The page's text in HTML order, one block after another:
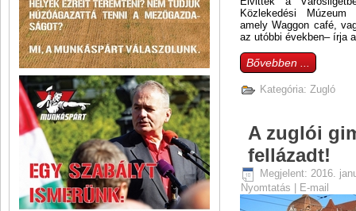
Közlekedési
amely Waggon café,
az utóbbi években– írja
Bővebben ...
Kategória: Zugló
A zuglói
fellázadt!
Megjelent: 2016.
Nyomtatás
E-mail